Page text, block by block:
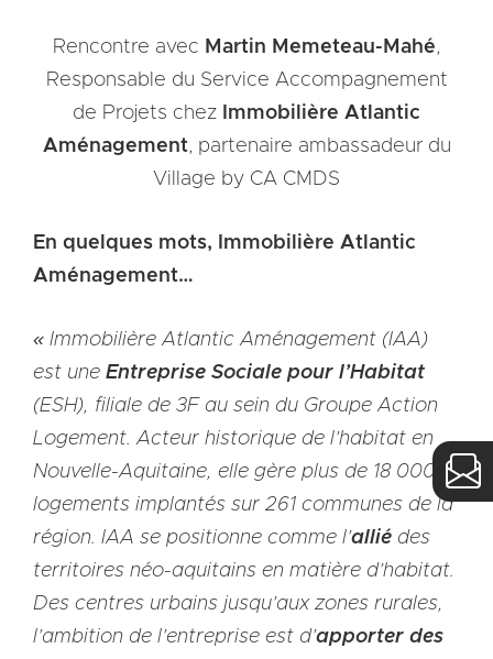
Rencontre avec Martin Memeteau-Mahé,
Responsable du Service Accompagnement
de Projets chez
Immobilière Atlantic
Aménagement, partenaire ambassadeur du
Village by CA CMDS
En quelques mots, Immobilière Atlantic
Aménagement…
« Immobilière Atlantic Aménagement (IAA)
est une Entreprise Sociale pour l’Habitat
(ESH), filiale de 3F au sein du Groupe Action
Logement. Acteur historique de l’habitat en
Nouvelle-Aquitaine, elle gère plus de 18 000
logements implantés sur 261 communes de la
région. IAA se positionne comme l’allié des
territoires néo-aquitains en matière d’habitat.
Des centres urbains jusqu’aux zones rurales,
l’ambition de l’entreprise est d’apporter des